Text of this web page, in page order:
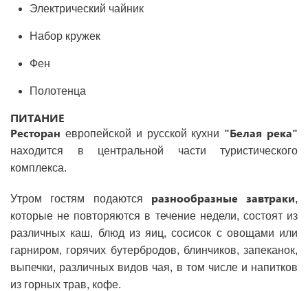
Электрический чайник
Набор кружек
Фен
Полотенца
ПИТАНИЕ
Ресторан европейской и русской кухни "Белая река"
находится в центральной части туристического
комплекса.
Утром гостям подаются разнообразные завтраки,
которые не повторяются в течение недели, состоят из
различных каш, блюд из яиц, сосисок с овощами или
гарниром, горячих бутербродов, блинчиков, запеканок,
выпечки, различных видов чая, в том числе и напитков
из горных трав, кофе.